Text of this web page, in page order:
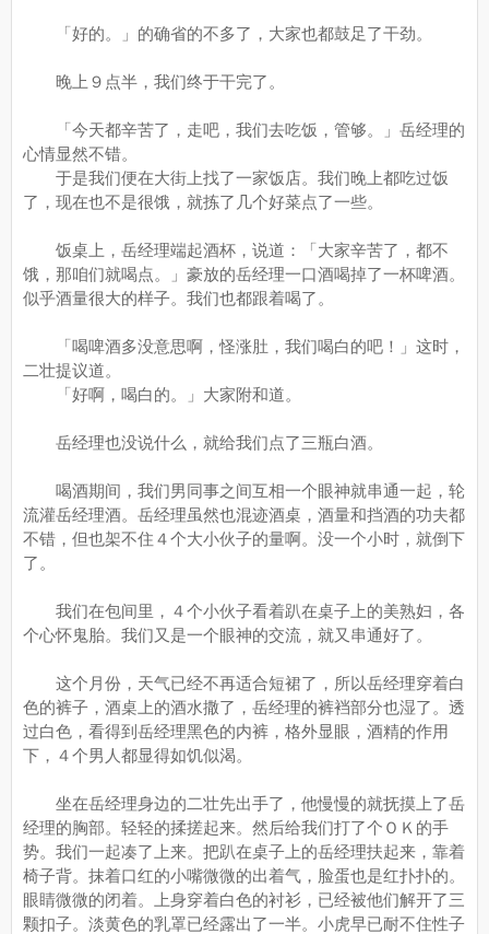
「好的。」的确省的不多了，大家也都鼓足了干劲。
晚上９点半，我们终于干完了。
「今天都辛苦了，走吧，我们去吃饭，管够。」岳经理的
心情显然不错。
于是我们便在大街上找了一家饭店。我们晚上都吃过饭
了，现在也不是很饿，就拣了几个好菜点了一些。
饭桌上，岳经理端起酒杯，说道：「大家辛苦了，都不
饿，那咱们就喝点。」豪放的岳经理一口酒喝掉了一杯啤酒。
似乎酒量很大的样子。我们也都跟着喝了。
「喝啤酒多没意思啊，怪涨肚，我们喝白的吧！」这时，
二壮提议道。
「好啊，喝白的。」大家附和道。
岳经理也没说什么，就给我们点了三瓶白酒。
喝酒期间，我们男同事之间互相一个眼神就串通一起，轮
流灌岳经理酒。岳经理虽然也混迹酒桌，酒量和挡酒的功夫都
不错，但也架不住４个大小伙子的量啊。没一个小时，就倒下
了。
我们在包间里，４个小伙子看着趴在桌子上的美熟妇，各
个心怀鬼胎。我们又是一个眼神的交流，就又串通好了。
这个月份，天气已经不再适合短裙了，所以岳经理穿着白
色的裤子，酒桌上的酒水撒了，岳经理的裤裆部分也湿了。透
过白色，看得到岳经理黑色的内裤，格外显眼，酒精的作用
下，４个男人都显得如饥似渴。
坐在岳经理身边的二壮先出手了，他慢慢的就抚摸上了岳
经理的胸部。轻轻的揉搓起来。然后给我们打了个ＯＫ的手
势。我们一起凑了上来。把趴在桌子上的岳经理扶起来，靠着
椅子背。抹着口红的小嘴微微的出着气，脸蛋也是红扑扑的。
眼睛微微的闭着。上身穿着白色的衬衫，已经被他们解开了三
颗扣子。淡黄色的乳罩已经露出了一半。小虎早已耐不住性子